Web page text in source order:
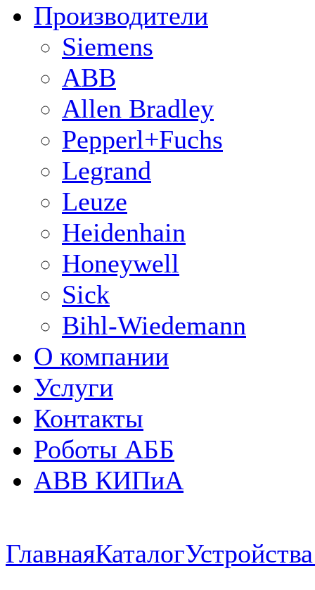
Производители
Siemens
ABB
Allen Bradley
Pepperl+Fuchs
Legrand
Leuze
Heidenhain
Honeywell
Sick
Bihl-Wiedemann
О компании
Услуги
Контакты
Роботы АББ
ABB КИПиА
ГлавнаяКаталог